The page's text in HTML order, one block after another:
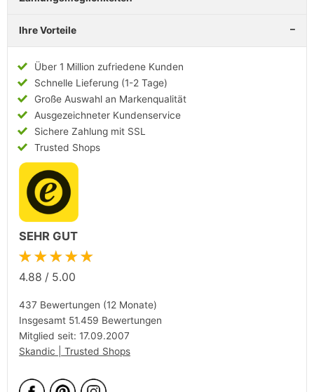
Ihre Vorteile
Über 1 Million zufriedene Kunden
Schnelle Lieferung (1-2 Tage)
Große Auswahl an Markenqualität
Ausgezeichneter Kundenservice
Sichere Zahlung mit SSL
Trusted Shops
SEHR GUT
★★★★★
4.88 / 5.00
437 Bewertungen (12 Monate)
Insgesamt 51.459 Bewertungen
Mitglied seit: 17.09.2007
Skandic | Trusted Shops